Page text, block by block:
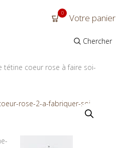
0 Votre panier
Chercher
tétine coeur rose à faire soi-